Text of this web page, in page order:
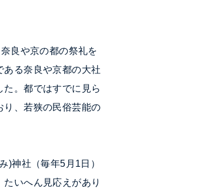
良や京の都の祭礼を
る奈良や京都の大社
。都ではすでに見ら
り、若狭の民俗芸能の
)神社（毎年5月1日）
いへん見応えがあり